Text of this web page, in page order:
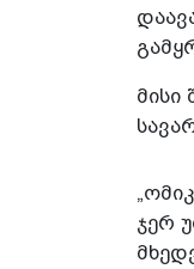
მისი
ჯერ